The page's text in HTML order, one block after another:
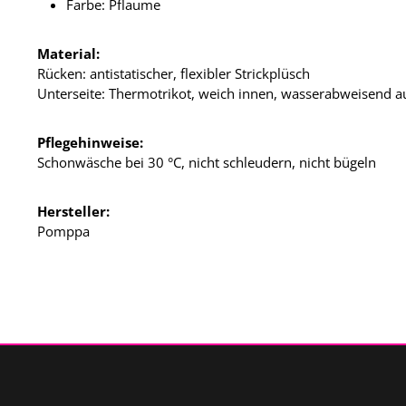
Farbe: Pflaume
Material:
Rücken: antistatischer, flexibler Strickplüsch
Unterseite: Thermotrikot, weich innen, wasserabweisend
Pflegehinweise:
Schonwäsche bei 30 °C, nicht schleudern, nicht bügeln
Hersteller:
Pomppa